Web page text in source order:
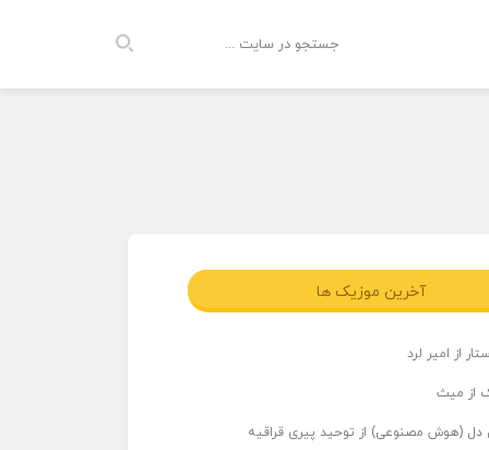
آخرین موزیک ها
از امیر لرد
از میث
دل (هوش مصنوعی) از توحید پیری قراقیه